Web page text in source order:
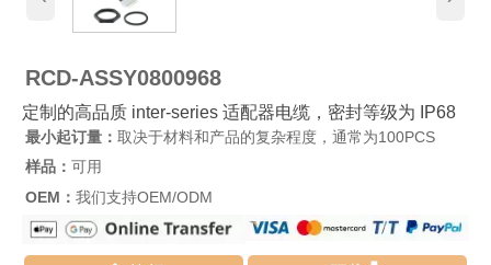
RCD-ASSY0800968
定制的高品质 inter-series 适配器电缆，密封等级为 IP68
最小起订量： 取决于材料和产品的复杂程度，通常为100PCS
样品： 可用
OEM： 我们支持OEM/ODM